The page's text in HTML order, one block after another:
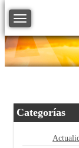
Toggle navigation
Categorías